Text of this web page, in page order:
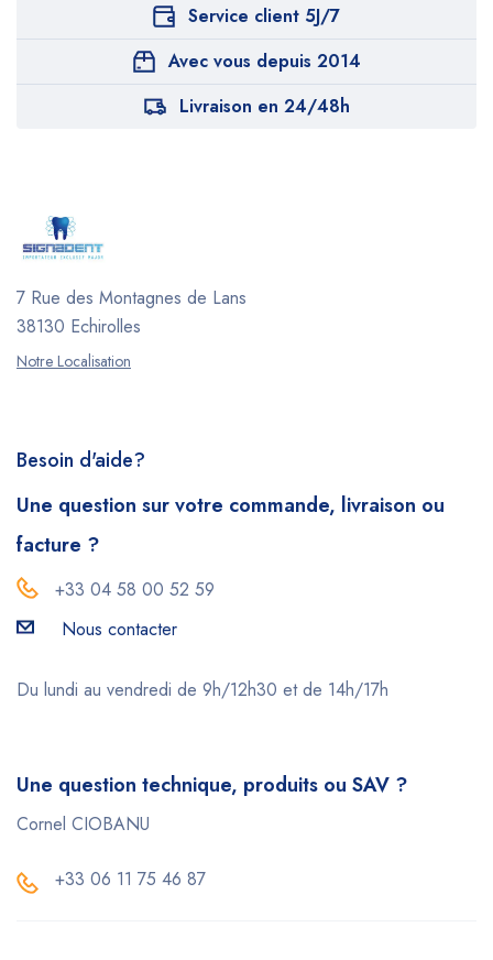
Service client 5J/7
Avec vous depuis 2014
Livraison en 24/48h
7 Rue des Montagnes de Lans
38130 Echirolles
Notre Localisation
Besoin d'aide?
Une question sur votre commande, livraison ou
facture ?
+33 04 58 00 52 59
Nous contacter
Du lundi au vendredi de 9h/12h30 et de 14h/17h
Une question technique, produits ou SAV ?
Cornel CIOBANU
+33 06 11 75 46 87